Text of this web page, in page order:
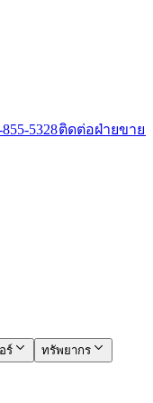
5328​​ติดต่อฝ่ายขาย​​
ร์​​
ทรัพยากร​​